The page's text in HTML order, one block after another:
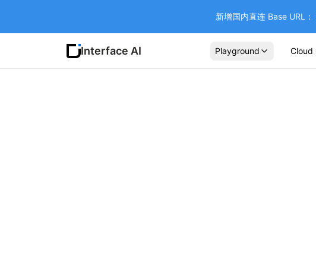
新增国内直连 Base URL
Interface AI Playground Cloud